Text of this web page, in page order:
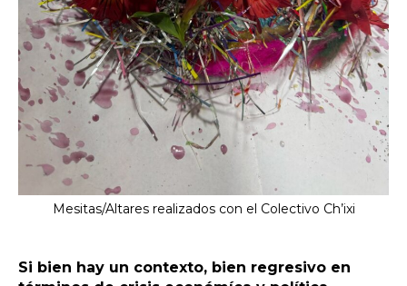
Mesitas/Altares realizados con el Colectivo Ch’ixi
Si bien hay un contexto, bien regresivo en